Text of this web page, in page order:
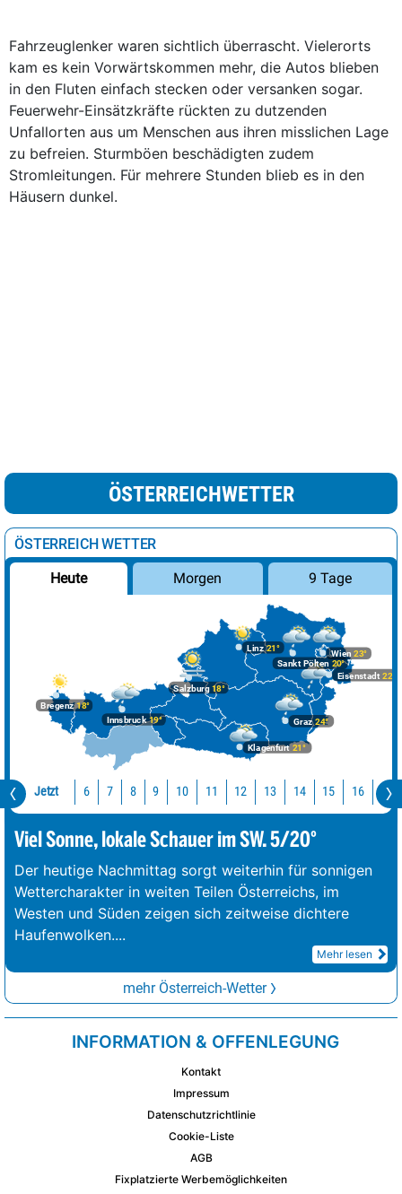
Fahrzeuglenker waren sichtlich überrascht. Vielerorts
kam es kein Vorwärtskommen mehr, die Autos blieben
in den Fluten einfach stecken oder versanken sogar.
Feuerwehr-Einsätzkräfte rückten zu dutzenden
Unfallorten aus um Menschen aus ihren misslichen Lage
zu befreien. Sturmböen beschädigten zudem
Stromleitungen. Für mehrere Stunden blieb es in den
Häusern dunkel.
ÖSTERREICHWETTER
ÖSTERREICH WETTER
Heute Morgen 9 Tage
Bregenz18°
Graz24°
Innsbruck19°
Klagenfurt 21°
Linz21°
Salzburg18°
Wien 23°
Eisenstadt 22°
Sankt Pölten 20°
Jetzt 6 7 8 9 10 11 12 13 14 15 16 17
Viel Sonne, lokale Schauer im SW. 5/20°
Der heutige Nachmittag sorgt weiterhin für sonnigen
Wettercharakter in weiten Teilen Österreichs, im
Westen und Süden zeigen sich zeitweise dichtere
Haufenwolken....
Mehr lesen
mehr Österreich-Wetter
INFORMATION & OFFENLEGUNG
Kontakt
Impressum
Datenschutzrichtlinie
Cookie-Liste
AGB
Fixplatzierte Werbemöglichkeiten